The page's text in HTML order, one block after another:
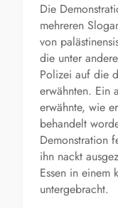
Die
mehreren
von
die unter
Polizei auf die
erwähnten. Ein
erwähnte, wie
behandelt
Demonstration
ihn nackt
Essen in einem
untergebracht.